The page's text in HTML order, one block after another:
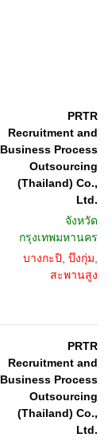
PRTR
Recruitment and
Business Process
Outsourcing
(Thailand) Co.,
Ltd.
จังหวัด
กรุงเทพมหานคร
บางกะปิ, บึงกุ่ม,
สะพานสูง
PRTR
Recruitment and
Business Process
Outsourcing
(Thailand) Co.,
Ltd.